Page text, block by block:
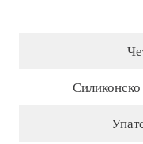
Силиконско